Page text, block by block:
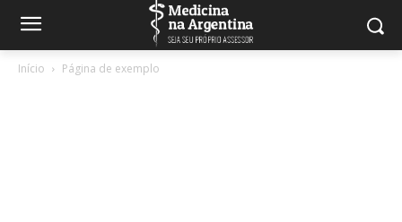
Início Página de exemplo